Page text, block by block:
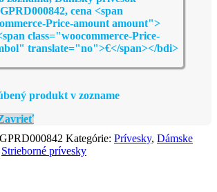
produkt v zozname
Kategórie: Prívesky, Dámske
Strieborné prívesky